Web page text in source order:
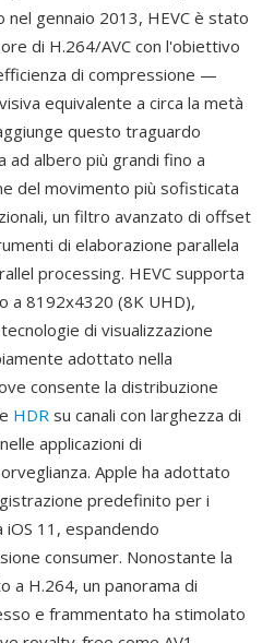
gennaio 2013, HEVC è stato
di H.264/AVC con l'obiettivo
di compressione —
equivalente a circa la metà
questo traguardo
ad albero più grandi fino a
del movimento più sofisticata
un filtro avanzato di offset
di elaborazione parallela
processing. HEVC supporta
a 8192x4320 (8K UHD),
di visualizzazione
adottato nella
consente la distribuzione
HDR su canali con larghezza di
applicazioni di
Apple ha adottato
predefinito per i
11, espandendo
consumer. Nonostante la
a H.264, un panorama di
e frammentato ha stimolato